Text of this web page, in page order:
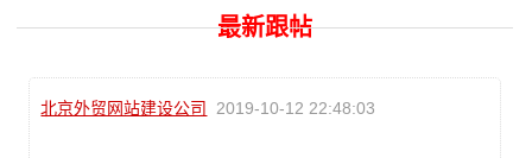
最新跟帖
北京外贸网站建设公司 2019-10-12 22:48:03